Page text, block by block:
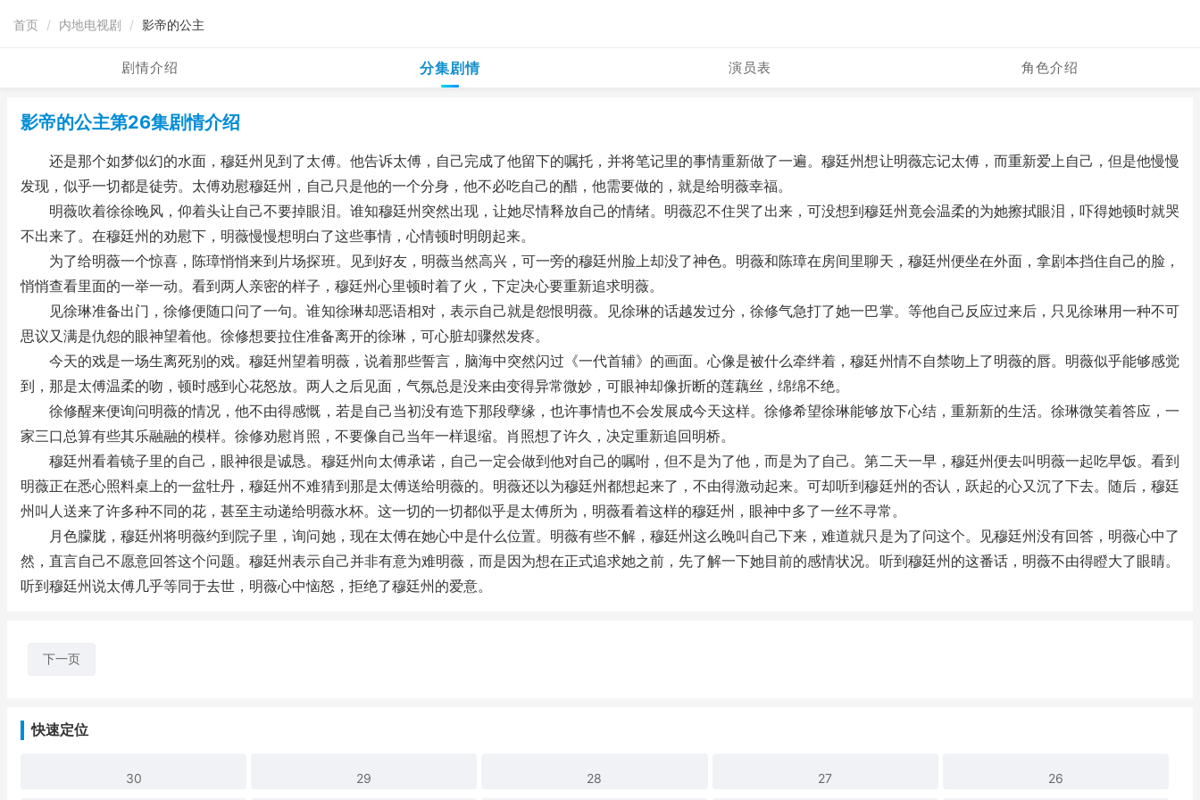
首页 / 内地电视剧 / 影帝的公主
剧情介绍 分集剧情 演员表 角色介绍
影帝的公主第26集剧情介绍
还是那个如梦似幻的水面，穆廷州见到了太傅。他告诉太傅，自己完成了他留下的嘱托，并将笔记里的事情重新做了一遍。穆廷州想让明薇忘记太傅，而重新爱上自己，但是他慢慢
发现，似乎一切都是徒劳。太傅劝慰穆廷州，自己只是他的一个分身，他不必吃自己的醋，他需要做的，就是给明薇幸福。
明薇吹着徐徐晚风，仰着头让自己不要掉眼泪。谁知穆廷州突然出现，让她尽情释放自己的情绪。明薇忍不住哭了出来，可没想到穆廷州竟会温柔的为她擦拭眼泪，吓得她顿时就哭
不出来了。在穆廷州的劝慰下，明薇慢慢想明白了这些事情，心情顿时明朗起来。
为了给明薇一个惊喜，陈璋悄悄来到片场探班。见到好友，明薇当然高兴，可一旁的穆廷州脸上却没了神色。明薇和陈璋在房间里聊天，穆廷州便坐在外面，拿剧本挡住自己的脸，
悄悄查看里面的一举一动。看到两人亲密的样子，穆廷州心里顿时着了火，下定决心要重新追求明薇。
见徐琳准备出门，徐修便随口问了一句。谁知徐琳却恶语相对，表示自己就是怨恨明薇。见徐琳的话越发过分，徐修气急打了她一巴掌。等他自己反应过来后，只见徐琳用一种不可
思议又满是仇怨的眼神望着他。徐修想要拉住准备离开的徐琳，可心脏却骤然发疼。
今天的戏是一场生离死别的戏。穆廷州望着明薇，说着那些誓言，脑海中突然闪过《一代首辅》的画面。心像是被什么牵绊着，穆廷州情不自禁吻上了明薇的唇。明薇似乎能够感觉
到，那是太傅温柔的吻，顿时感到心花怒放。两人之后见面，气氛总是没来由变得异常微妙，可眼神却像折断的莲藕丝，绵绵不绝。
徐修醒来便询问明薇的情况，他不由得感慨，若是自己当初没有造下那段孽缘，也许事情也不会发展成今天这样。徐修希望徐琳能够放下心结，重新新的生活。徐琳微笑着答应，一
家三口总算有些其乐融融的模样。徐修劝慰肖照，不要像自己当年一样退缩。肖照想了许久，决定重新追回明桥。
穆廷州看着镜子里的自己，眼神很是诚恳。穆廷州向太傅承诺，自己一定会做到他对自己的嘱咐，但不是为了他，而是为了自己。第二天一早，穆廷州便去叫明薇一起吃早饭。看到
明薇正在悉心照料桌上的一盆牡丹，穆廷州不难猜到那是太傅送给明薇的。明薇还以为穆廷州都想起来了，不由得激动起来。可却听到穆廷州的否认，跃起的心又沉了下去。随后，穆廷
州叫人送来了许多种不同的花，甚至主动递给明薇水杯。这一切的一切都似乎是太傅所为，明薇看着这样的穆廷州，眼神中多了一丝不寻常。
月色朦胧，穆廷州将明薇约到院子里，询问她，现在太傅在她心中是什么位置。明薇有些不解，穆廷州这么晚叫自己下来，难道就只是为了问这个。见穆廷州没有回答，明薇心中了
然，直言自己不愿意回答这个问题。穆廷州表示自己并非有意为难明薇，而是因为想在正式追求她之前，先了解一下她目前的感情状况。听到穆廷州的这番话，明薇不由得瞪大了眼睛。
听到穆廷州说太傅几乎等同于去世，明薇心中恼怒，拒绝了穆廷州的爱意。
下一页
快速定位
30 29 28 27 26